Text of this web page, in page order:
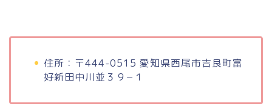
住所：〒444-0515 愛知県西尾市吉良町富
好新田中川並３９−１